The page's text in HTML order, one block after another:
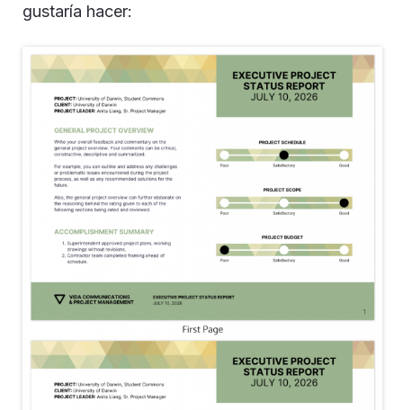
gustaría hacer: